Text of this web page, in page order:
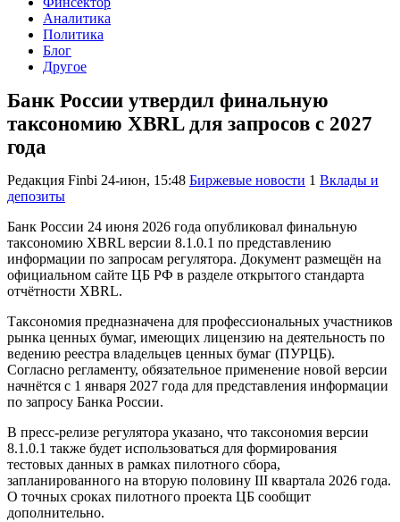
Аналитика
Политика
Блог
Другое
Банк России утвердил финальную
таксономию XBRL для запросов с 2027
года
Редакция Finbi 24-июн, 15:48 Биржевые новости 1 Вклады и
депозиты
Банк России 24 июня 2026 года опубликовал финальную
таксономию XBRL версии 8.1.0.1 по представлению
информации по запросам регулятора. Документ размещён на
официальном сайте ЦБ РФ в разделе открытого стандарта
отчётности XBRL.
Таксономия предназначена для профессиональных участников
рынка ценных бумаг, имеющих лицензию на деятельность по
ведению реестра владельцев ценных бумаг (ПУРЦБ).
Согласно регламенту, обязательное применение новой версии
начнётся с 1 января 2027 года для представления информации
по запросу Банка России.
В пресс-релизе регулятора указано, что таксономия версии
8.1.0.1 также будет использоваться для формирования
тестовых данных в рамках пилотного сбора,
запланированного на вторую половину III квартала 2026 года.
О точных сроках пилотного проекта ЦБ сообщит
дополнительно.